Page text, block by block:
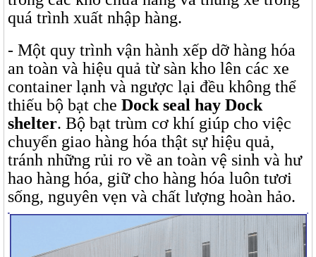
quá trình xuất nhập hàng.
- Một quy trình vận hành xếp dỡ hàng hóa
an toàn và hiệu quả từ sàn kho lên các xe
container lạnh và ngược lại đều không thể
thiếu bộ bạt che Dock seal hay Dock
shelter. Bộ bạt trùm cơ khí giúp cho việc
chuyển giao hàng hóa thật sự hiệu quả,
tránh những rủi ro về an toàn vệ sinh và hư
hao hàng hóa, giữ cho hàng hóa luôn tươi
sống, nguyên vẹn và chất lượng hoàn hảo.